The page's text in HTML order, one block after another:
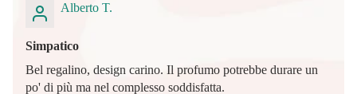
Alberto T.
Simpatico
Bel regalino, design carino. Il profumo potrebbe durare un
po' di più ma nel complesso soddisfatta.